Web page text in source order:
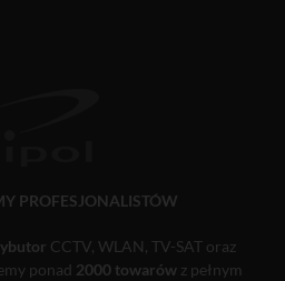
PROFESJONALISTÓW
CCTV, WLAN, TV-SAT oraz
ponad 2000 towarówz pełnym